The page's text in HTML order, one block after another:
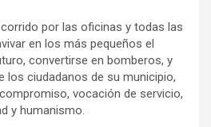
por las oficinas y todas las
en los más pequeños el
convertirse en bomberos, y
los ciudadanos de su municipio,
vocación de servicio,
y humanismo.